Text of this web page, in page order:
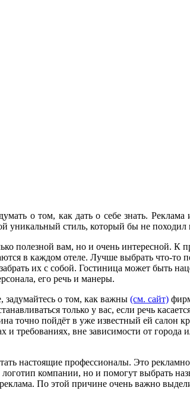
о том, как дать о себе знать. Реклама
уникальный стиль, который бы не
полезной вам, но и очень интересной. К
в каждом отеле. Лучше выбрать что-то
их с собой. Гостиница может быть
его речь и манеры.
задумайтесь о том, как важны (см. сайт)
только у вас, если речь
пойдёт в уже известный ей салон
требованиях, вне зависимости от
настоящие профессионалы. Это
компании, но и помогут выбрать
По этой причине очень важно